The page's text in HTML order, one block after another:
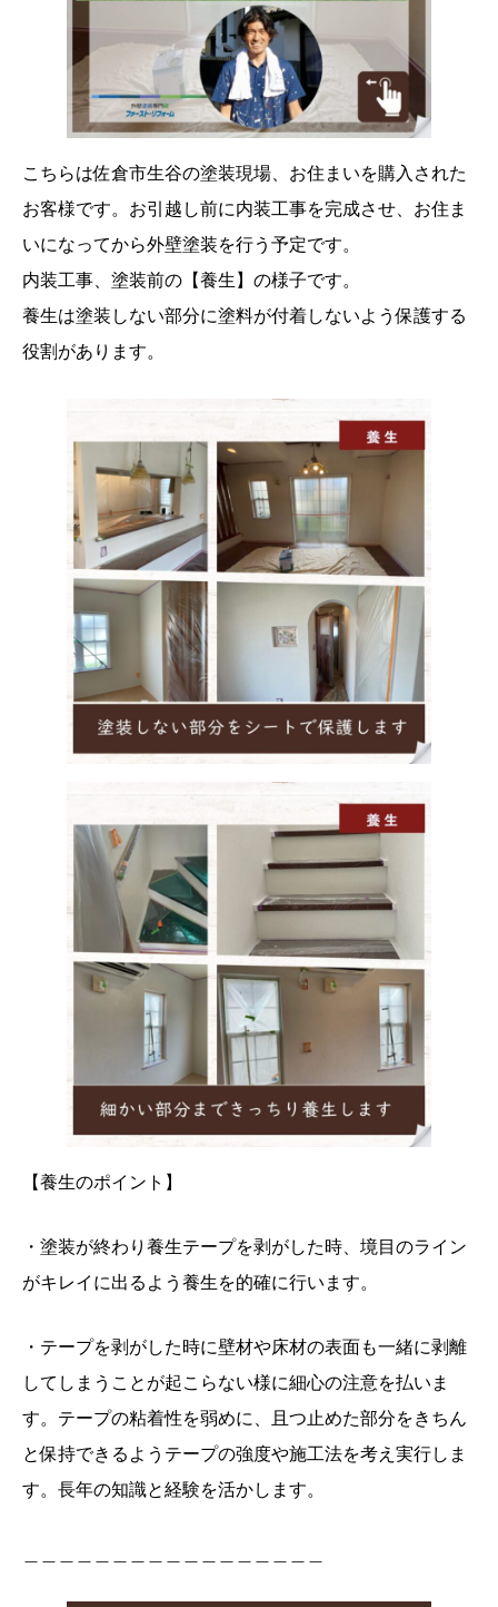
こちらは佐倉市生谷の塗装現場、お住まいを購入された
お客様です。お引越し前に内装工事を完成させ、お住ま
いになってから外壁塗装を行う予定です。
内装工事、塗装前の【養生】の様子です。
養生は塗装しない部分に塗料が付着しないよう保護する
役割があります。
【養生のポイント】
・塗装が終わり養生テープを剥がした時、境目のライン
がキレイに出るよう養生を的確に行います。
・テープを剥がした時に壁材や床材の表面も一緒に剥離
してしまうことが起こらない様に細心の注意を払いま
す。テープの粘着性を弱めに、且つ止めた部分をきちん
と保持できるようテープの強度や施工法を考え実行しま
す。長年の知識と経験を活かします。